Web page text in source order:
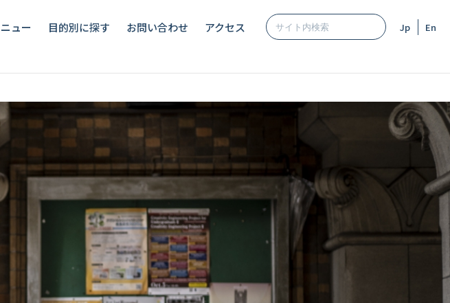
ュー 目的別に探す お問い合わせ アクセス En
Jp